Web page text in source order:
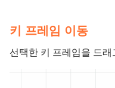
키 프레임 이동
선택한 키 프레임을 드